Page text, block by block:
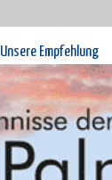
Unsere Empfehlung